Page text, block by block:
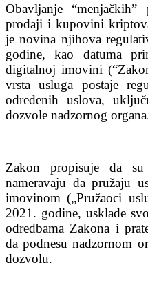
Obavljanje
prodaji i kupovini
je novina njihova
godine, kao datuma
digitalnoj imovini
vrsta usluga postaje
određenih uslova,
dozvole nadzornog
Zakon propisuje da
nameravaju da pružaju
imovinom („Pružaoci
2021. godine, usklade
odredbama Zakona i
da podnesu nadzornom
dozvolu.